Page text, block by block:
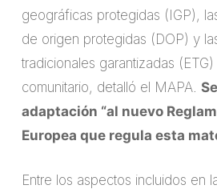
geográficas protegidas (IGP),
de origen protegidas (DOP) y
tradicionales garantizadas
comunitario, detalló el MAPA.
adaptación “al nuevo
Europea que regula esta
Entre los aspectos incluidos en